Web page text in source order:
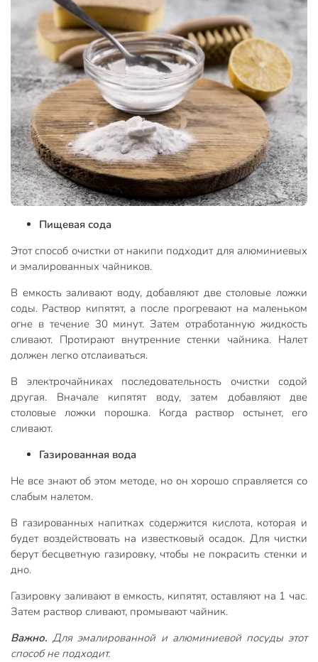
Пищевая сода
Этот способ очистки от накипи подходит для алюминиевых
и эмалированных чайников.
В емкость заливают воду, добавляют две столовые ложки
соды. Раствор кипятят, а после прогревают на маленьком
огне в течение 30 минут. Затем отработанную жидкость
сливают. Протирают внутренние стенки чайника. Налет
должен легко отслаиваться.
В электрочайниках последовательность очистки содой
другая. Вначале кипятят воду, затем добавляют две
столовые ложки порошка. Когда раствор остынет, его
сливают.
Газированная вода
Не все знают об этом методе, но он хорошо справляется со
слабым налетом.
В газированных напитках содержится кислота, которая и
будет воздействовать на известковый осадок. Для чистки
берут бесцветную газировку, чтобы не покрасить стенки и
дно.
Газировку заливают в емкость, кипятят, оставляют на 1 час.
Затем раствор сливают, промывают чайник.
Важно.Для эмалированной и алюминиевой посуды этот
способ не подходит.